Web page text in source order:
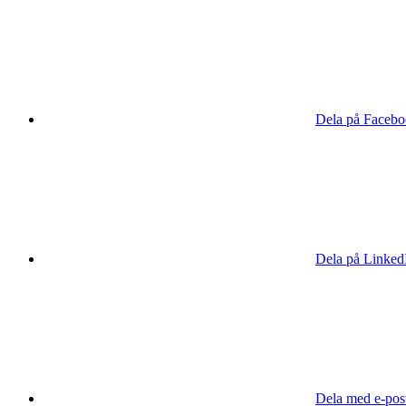
Dela på
Dela på
Dela med e-